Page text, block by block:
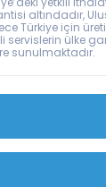
altındadır,
Türkiye için
servislerin ülke
sunulmaktadır.